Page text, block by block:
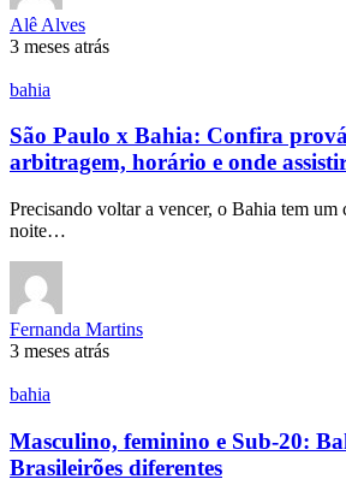
Alê Alves
3 meses atrás
bahia
São Paulo x Bahia: Confira
arbitragem, horário e onde
Precisando voltar a vencer, o Bahia tem um
noite…
Fernanda Martins
3 meses atrás
bahia
Masculino, feminino e Sub-20:
Brasileirões diferentes